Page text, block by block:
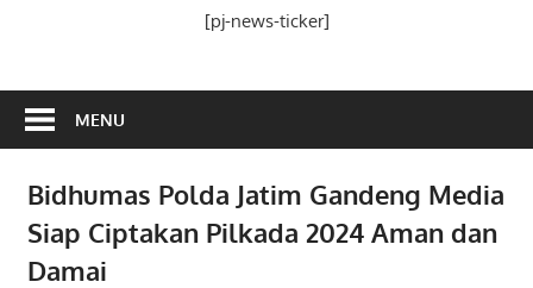
[pj-news-ticker]
MENU
Bidhumas Polda Jatim Gandeng Media
Siap Ciptakan Pilkada 2024 Aman dan
Damai